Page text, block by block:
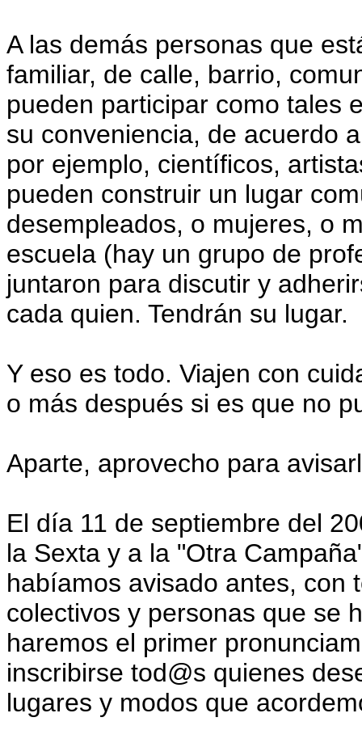
A las demás personas que
familiar, de calle, barrio,
pueden participar como tales
su conveniencia, de acuerdo
por ejemplo, científicos,
pueden construir un lugar
desempleados, o mujeres, o
escuela (hay un grupo de
juntaron para discutir y
cada quien. Tendrán su lugar.
Y eso es todo. Viajen con
o más después si es que no
Aparte, aprovecho para
El día 11 de septiembre del
la Sexta y a la "Otra
habíamos avisado antes, con
colectivos y personas que se
haremos el primer
inscribirse tod@s quienes
lugares y modos que